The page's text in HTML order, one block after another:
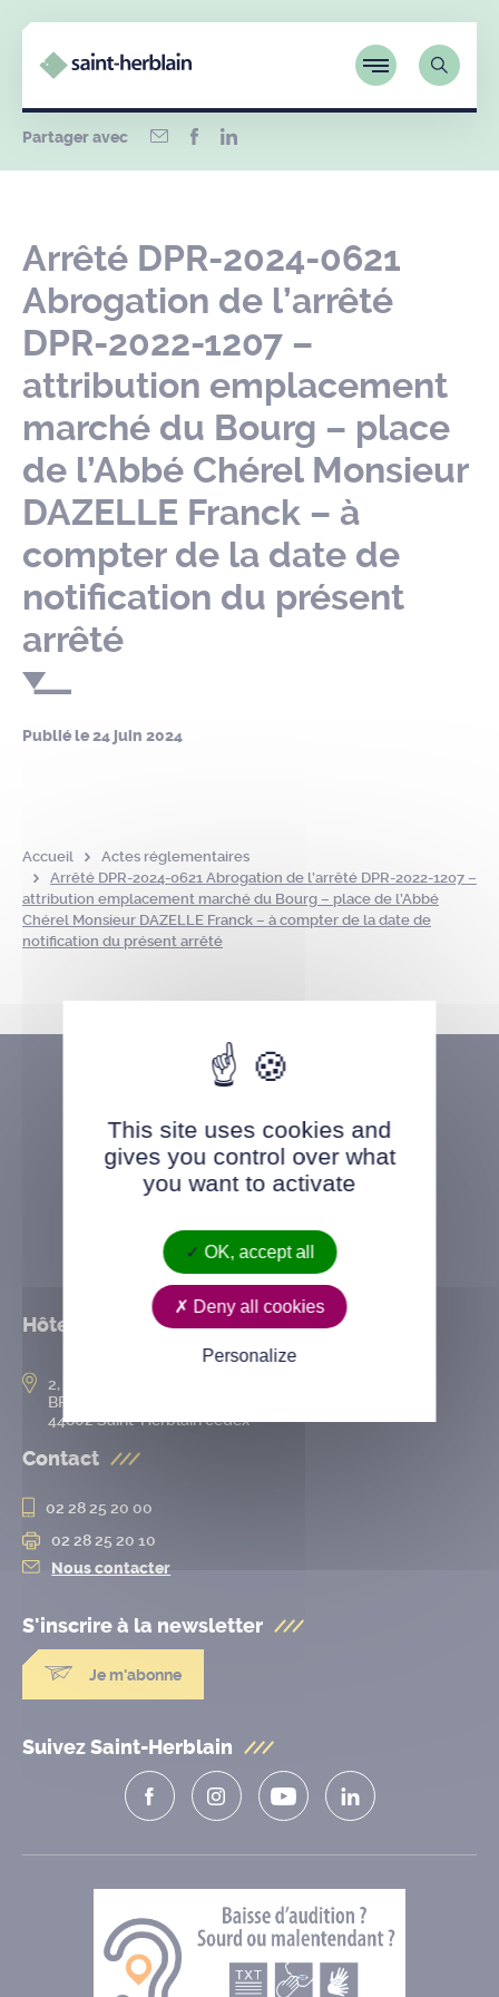
Partager avec
Arrêté DPR-2024-0621
Abrogation de l’arrêté
DPR-2022-1207 –
attribution emplacement
marché du Bourg – place
de l’Abbé Chérel Monsieur
DAZELLE Franck – à
compter de la date de
notification du présent
arrêté
Publié le24 juin 2024
Accueil
Actes réglementaires
Arrêté DPR-2024-0621 Abrogation de l’arrêté DPR-2022-1207 –
attribution emplacement marché du Bourg – place de l’Abbé
Chérel Monsieur DAZELLE Franck – à compter de la date de
notification du présent arrêté
Hôtel de ville
2, rue de l’Hôtel-de-Ville
BP 50167
44802 Saint-Herblain cedex
Contact
02 28 25 20 00
02 28 25 20 10
Nous contacter
S'inscrire à la newsletter
Je m'abonne
Suivez Saint-Herblain
This site uses cookies and
gives you control over what
you want to activate
OK, accept all
Deny all cookies
Personalize